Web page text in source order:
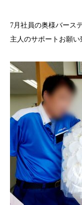
7月社員の奥様バース
主人のサポートお願い